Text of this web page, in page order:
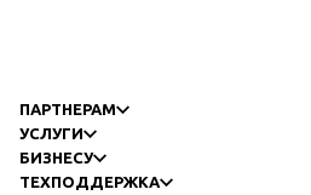
ПАРТНЕРАМ
УСЛУГИ
БИЗНЕСУ
ТЕХПОДДЕРЖКА